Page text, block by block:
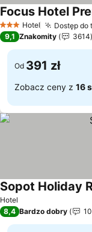
3 Kategoria
Hotel Dostęp do
Focus Hotel
9,1 Znakomity 3614
Od 391 zł
Zobacz ceny z 16
Hotel
Sopot Holiday
8,4 Bardzo dobry